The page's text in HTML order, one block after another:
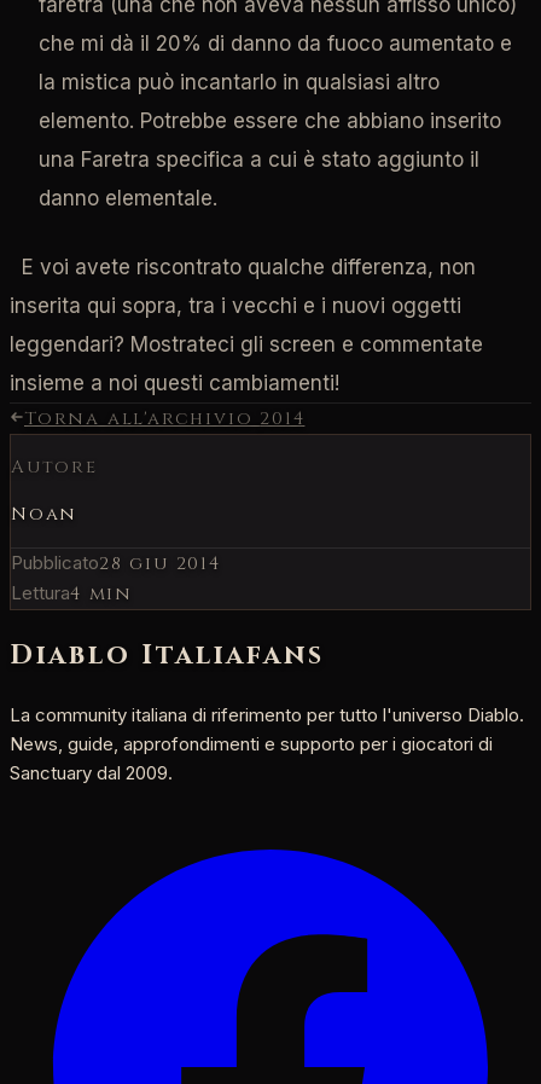
che mi dà il 20% di danno da fuoco aumentato e
la mistica può incantarlo in qualsiasi altro
elemento. Potrebbe essere che abbiano inserito
una Faretra specifica a cui è stato aggiunto il
danno elementale.
E voi avete riscontrato qualche differenza, non
inserita qui sopra, tra i vecchi e i nuovi oggetti
leggendari? Mostrateci gli screen e commentate
insieme a noi questi cambiamenti!
Torna all'archivio2014
Autore
Noan
Pubblicato28 giu 2014
Lettura4 min
Diablo Italiafans
La community italiana di riferimento per tutto l'universo Diablo.
News, guide, approfondimenti e supporto per i giocatori di
Sanctuary dal 2009.